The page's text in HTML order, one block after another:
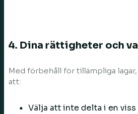
4. Dina rättigheter och
Med förbehåll för tillämpliga
att:
Välja att inte delta i en